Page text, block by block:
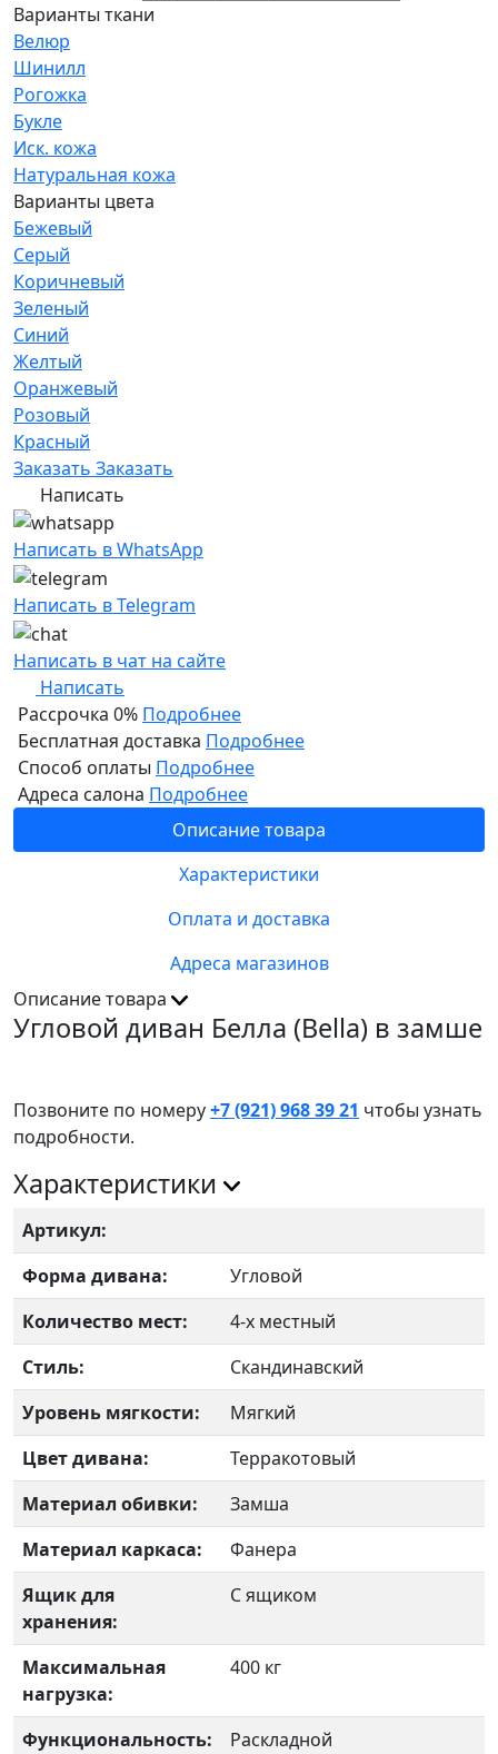
Варианты ткани
Велюр
Шинилл
Рогожка
Букле
Иск. кожа
Натуральная кожа
Варианты цвета
Бежевый
Серый
Коричневый
Зеленый
Синий
Желтый
Оранжевый
Розовый
Красный
Заказать Заказать
Написать
Написать в WhatsApp
Написать в Telegram
Написать в чат на сайте
Написать
Рассрочка 0% Подробнее
Бесплатная доставка Подробнее
Способ оплаты Подробнее
Адреса салона Подробнее
Описание товара
Угловой диван Белла (Bella) в замше
Позвоните по номеру+7 (921) 968 39 21 чтобы узнать
подробности.
Характеристики
Артикул:
Форма дивана:
Угловой
Количество мест:
4-х местный
Стиль:
Скандинавский
Уровень мягкости:
Мягкий
Цвет дивана:
Терракотовый
Материал обивки:
Замша
Материал каркаса:
Фанера
Ящик для
хранения:
С ящиком
Максимальная
нагрузка:
400 кг
Функциональность: Раскладной
Описание товара
Характеристики
Оплата и доставка
Адреса магазинов